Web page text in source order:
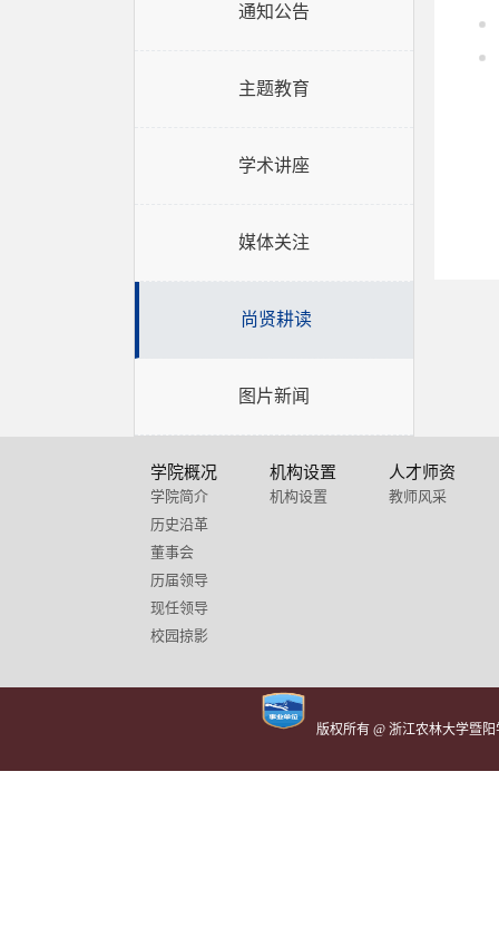
通知公告
主题教育
学术讲座
媒体关注
尚贤耕读
图片新闻
学院概况
学院简介
历史沿革
董事会
历届领导
现任领导
校园掠影
机构设置
机构设置
人才师资
教师风采
版权所有 @ 浙江农林大学